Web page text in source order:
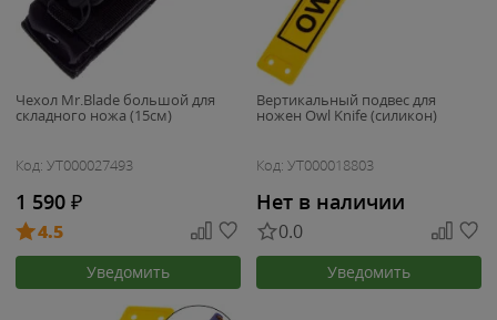
Чехол Mr.Blade большой для
складного ножа (15см)
Код: УТ000027493
1 590 ₽
4.5
Уведомить
Вертикальный подвес для
ножен Owl Knife (силикон)
Код: УТ000018803
Нет в наличии
0.0
Уведомить